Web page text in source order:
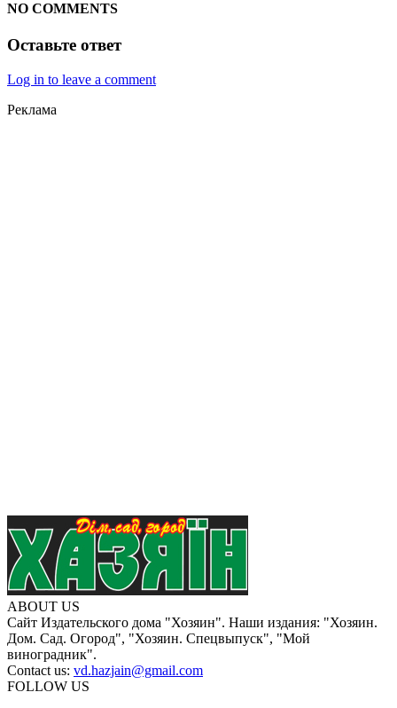
NO COMMENTS
Оставьте ответ
Log in to leave a comment
Реклама
ABOUT US
Сайт Издательского дома "Хозяин". Наши издания: "Хозяин.
Дом. Сад. Огород", "Хозяин. Спецвыпуск", "Мой
виноградник".
Contact us: vd.hazjain@gmail.com
FOLLOW US